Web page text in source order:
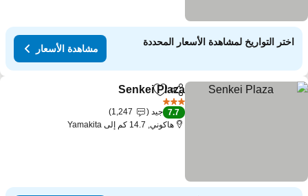
اختر التواريخ لمشاهدة الأسعار المحددة
مشاهدة الأسعار
مشاركةAdd to favorites
Senkei Plaza
7.7 جيد
1,247
هاكوني, 14.7 كم إلى Yamakita